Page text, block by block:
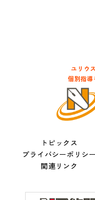
ユリウ
個別指
トピックス
プライバシーポリシー
関連リンク